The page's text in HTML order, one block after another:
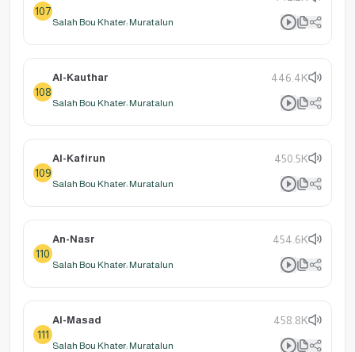
107
Salah Bou Khater: Muratalun
108
Al-Kauthar 446.4K
Salah Bou Khater: Muratalun
109
Al-Kafirun 450.5K
Salah Bou Khater: Muratalun
110
An-Nasr 454.6K
Salah Bou Khater: Muratalun
111
Al-Masad 458.8K
Salah Bou Khater: Muratalun